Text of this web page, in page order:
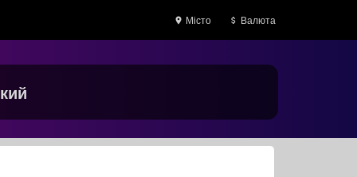
Місто Валюта